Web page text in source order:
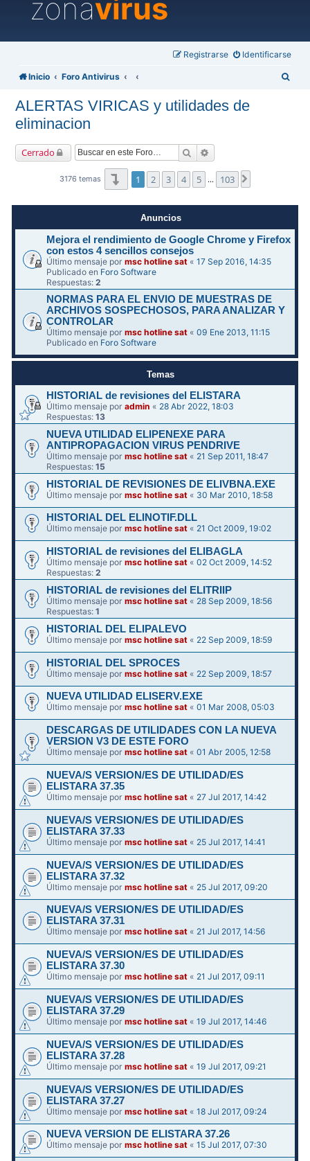
zonavirus
Identificarse
Registrarse
Inicio Foro Antivirus
ALERTAS VIRICAS y utilidades de
eliminacion
Cerrado Buscar
3176 temas Página1de103
1 2 3 4 5 … 103
Anuncios
Mejora el rendimiento de Google Chrome y Firefox
con estos 4 sencillos consejos
Último mensaje pormsc hotline sat «17 Sep 2016, 14:35
Publicado en Foro Software
Respuestas:2
NORMAS PARA EL ENVIO DE MUESTRAS DE
ARCHIVOS SOSPECHOSOS, PARA ANALIZAR Y
CONTROLAR
Último mensaje pormsc hotline sat «09 Ene 2013, 11:15
Publicado en Foro Software
Temas
HISTORIAL de revisiones del ELISTARA
Último mensaje poradmin « 28 Abr 2022, 18:03
Respuestas:13
NUEVA UTILIDAD ELIPENEXE PARA
ANTIPROPAGACION VIRUS PENDRIVE
Último mensaje pormsc hotline sat « 21 Sep 2011, 18:47
Respuestas:15
HISTORIAL DE REVISIONES DE ELIVBNA.EXE
Último mensaje pormsc hotline sat « 30 Mar 2010, 18:58
HISTORIAL DEL ELINOTIF.DLL
Último mensaje pormsc hotline sat « 21 Oct 2009, 19:02
HISTORIAL de revisiones del ELIBAGLA
Último mensaje pormsc hotline sat «02 Oct 2009, 14:52
Respuestas:2
HISTORIAL de revisiones del ELITRIIP
Último mensaje pormsc hotline sat « 28 Sep 2009, 18:56
Respuestas:1
HISTORIAL DEL ELIPALEVO
Último mensaje pormsc hotline sat « 22 Sep 2009, 18:59
HISTORIAL DEL SPROCES
Último mensaje pormsc hotline sat « 22 Sep 2009, 18:57
NUEVA UTILIDAD ELISERV.EXE
Último mensaje pormsc hotline sat «01 Mar 2008, 05:03
DESCARGAS DE UTILIDADES CON LA NUEVA
VERSION V3 DE ESTE FORO
Último mensaje pormsc hotline sat «01 Abr 2005, 12:58
NUEVA/S VERSION/ES DE UTILIDAD/ES
ELISTARA 37.35
Último mensaje pormsc hotline sat « 27 Jul 2017, 14:42
NUEVA/S VERSION/ES DE UTILIDAD/ES
ELISTARA 37.33
Último mensaje pormsc hotline sat « 25 Jul 2017, 14:41
NUEVA/S VERSION/ES DE UTILIDAD/ES
ELISTARA 37.32
Último mensaje pormsc hotline sat « 25 Jul 2017, 09:20
NUEVA/S VERSION/ES DE UTILIDAD/ES
ELISTARA 37.31
Último mensaje pormsc hotline sat « 21 Jul 2017, 14:56
NUEVA/S VERSION/ES DE UTILIDAD/ES
ELISTARA 37.30
Último mensaje pormsc hotline sat « 21 Jul 2017, 09:11
NUEVA/S VERSION/ES DE UTILIDAD/ES
ELISTARA 37.29
Último mensaje pormsc hotline sat «19 Jul 2017, 14:46
NUEVA/S VERSION/ES DE UTILIDAD/ES
ELISTARA 37.28
Último mensaje pormsc hotline sat «19 Jul 2017, 09:21
NUEVA/S VERSION/ES DE UTILIDAD/ES
ELISTARA 37.27
Último mensaje pormsc hotline sat «18 Jul 2017, 09:24
NUEVA VERSION DE ELISTARA 37.26
Último mensaje pormsc hotline sat «15 Jul 2017, 07:30